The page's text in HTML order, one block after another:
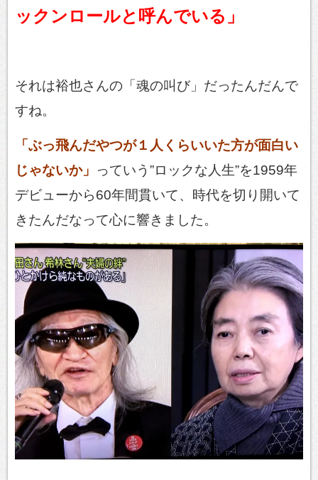
ックンロールと呼んでいる」
それは裕也さんの「魂の叫び」だったんだんで
すね。
「ぶっ飛んだやつが１人くらいいた方が面白い
じゃないか」
っていう”ロックな人生”を1959年
デビューから60年間貫いて、時代を切り開いて
きたんだなって心に響きました。